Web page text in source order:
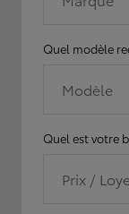
Quel modèle
Modèle
Quel est votre
Prix /